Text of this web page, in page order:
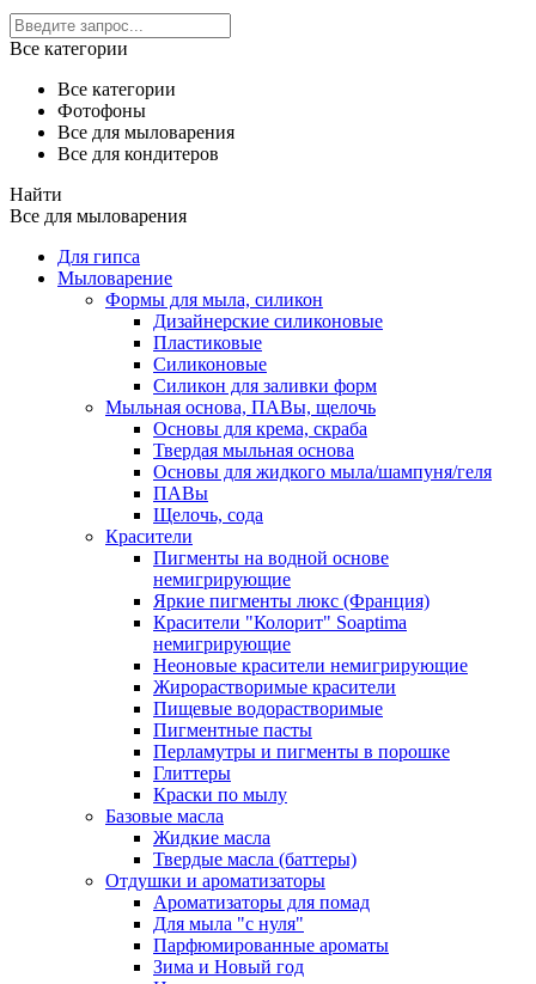
Все категории
Все категории
Фотофоны
Все для мыловарения
Все для кондитеров
Найти
Все для мыловарения
Для гипса
Мыловарение
Формы для мыла, силикон
Дизайнерские силиконовые
Пластиковые
Силиконовые
Силикон для заливки форм
Мыльная основа, ПАВы, щелочь
Основы для крема, скраба
Твердая мыльная основа
Основы для жидкого мыла/шампуня/геля
ПАВы
Щелочь, сода
Красители
Пигменты на водной основе
немигрирующие
Яркие пигменты люкс (Франция)
Красители "Колорит" Soaptima
немигрирующие
Неоновые красители немигрирующие
Жирорастворимые красители
Пищевые водорастворимые
Пигментные пасты
Перламутры и пигменты в порошке
Глиттеры
Краски по мылу
Базовые масла
Жидкие масла
Твердые масла (баттеры)
Отдушки и ароматизаторы
Ароматизаторы для помад
Для мыла "с нуля"
Парфюмированные ароматы
Зима и Новый год